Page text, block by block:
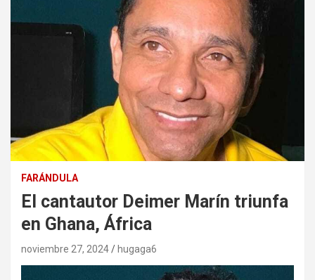
FARÁNDULA
El cantautor Deimer Marín triunfa
en Ghana, África
noviembre 27, 2024 hugaga6